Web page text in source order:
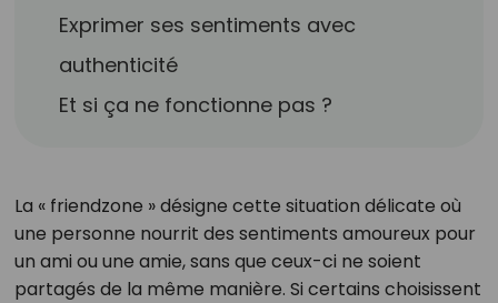
Exprimer ses sentiments avec
authenticité
Et si ça ne fonctionne pas ?
La « friendzone » désigne cette situation délicate où
une personne nourrit des sentiments amoureux pour
un ami ou une amie, sans que ceux-ci ne soient
partagés de la même manière. Si certains choisissent